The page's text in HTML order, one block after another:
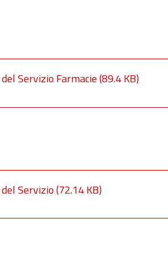
Servizio Farmacie(89.4 KB)
Servizio(72.14 KB)